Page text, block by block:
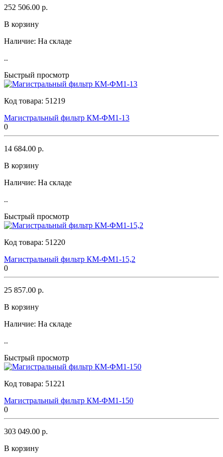
252 506.00 р.
В корзину
Наличие: На складе
..
Быстрый просмотр
Код товара: 51219
Магистральный фильтр КМ-ФМ1-13
0
14 684.00 р.
В корзину
Наличие: На складе
..
Быстрый просмотр
Код товара: 51220
Магистральный фильтр КМ-ФМ1-15,2
0
25 857.00 р.
В корзину
Наличие: На складе
..
Быстрый просмотр
Код товара: 51221
Магистральный фильтр КМ-ФМ1-150
0
303 049.00 р.
В корзину